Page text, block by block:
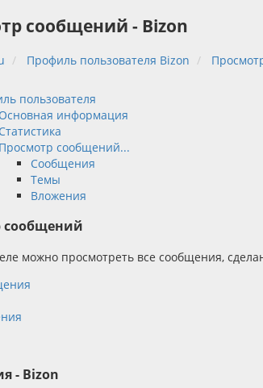
сообщений - Bizon
Профиль пользователя Bizon
пользователя
Основная информация
Статистика
Просмотр сообщений...
Сообщения
Темы
Вложения
сообщений
можно просмотреть все сообщения,
- Bizon